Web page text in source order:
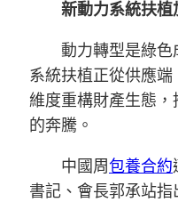
新動力系統扶植
動力轉型是綠
系統扶植正從供應端
維度重構財產生態
的奔騰。
中國周包養合約
書記、會長郭承站